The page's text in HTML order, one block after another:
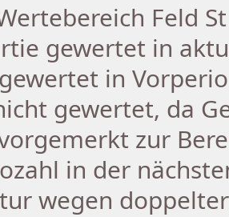
Feld
gewertet in
in
gewertet, da
zur
in der
wegen